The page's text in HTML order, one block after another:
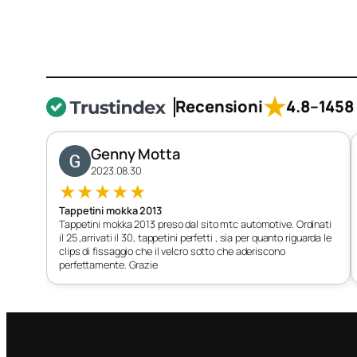
Recensioni★4.8–
Genny Motta
2023.08.30
★★★★★
Tappetini mokka 2013
Tappetini mokka 2013 preso dal sito mtc automotive. Ordinati
il 25 ,arrivati il 30, tappetini perfetti , sia per quanto riguarda le
clips di fissaggio che il velcro sotto che aderiscono
perfettamente. Grazie